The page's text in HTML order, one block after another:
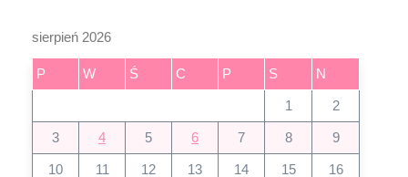
sierpień 2026
P W Ś C P S N
1 2
3 4 5 6 7 8 9
10 11 12 13 14 15 16